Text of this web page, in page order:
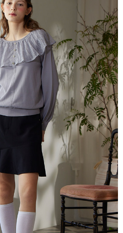
上)免運費
上)免運費